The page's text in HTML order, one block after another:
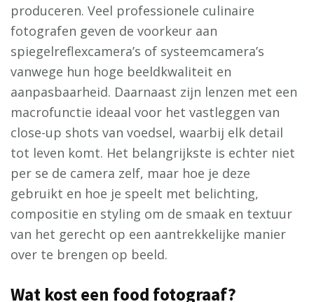
produceren. Veel professionele culinaire
fotografen geven de voorkeur aan
spiegelreflexcamera’s of systeemcamera’s
vanwege hun hoge beeldkwaliteit en
aanpasbaarheid. Daarnaast zijn lenzen met een
macrofunctie ideaal voor het vastleggen van
close-up shots van voedsel, waarbij elk detail
tot leven komt. Het belangrijkste is echter niet
per se de camera zelf, maar hoe je deze
gebruikt en hoe je speelt met belichting,
compositie en styling om de smaak en textuur
van het gerecht op een aantrekkelijke manier
over te brengen op beeld.
Wat kost een food fotograaf?